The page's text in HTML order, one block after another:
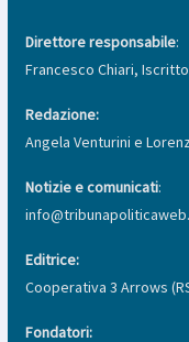
Direttore responsabile:
Francesco Chiari,
Redazione:
Angela Venturini e
Notizie e comunicati:
Editrice:
Cooperativa 3 Arrows
Fondatori: